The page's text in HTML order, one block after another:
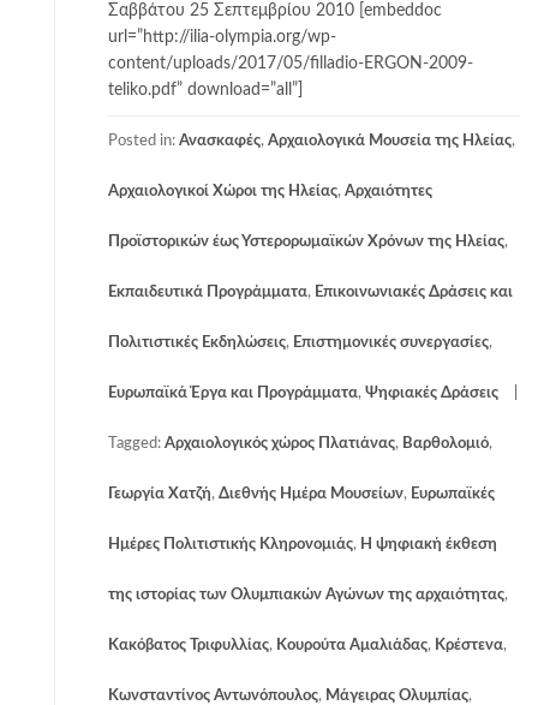
Σαββάτου 25 Σεπτεμβρίου 2010 [embeddoc
url=”http://ilia-olympia.org/wp-
content/uploads/2017/05/filladio-ERGON-2009-
teliko.pdf” download=”all”]
Posted in: Ανασκαφές, Αρχαιολογικά Μουσεία της Ηλείας,
Αρχαιολογικοί Χώροι της Ηλείας, Αρχαιότητες
Προϊστορικών έως Υστερορωμαϊκών Χρόνων της Ηλείας,
Εκπαιδευτικά Προγράμματα, Επικοινωνιακές Δράσεις και
Πολιτιστικές Εκδηλώσεις, Επιστημονικές συνεργασίες,
Ευρωπαϊκά Έργα και Προγράμματα, Ψηφιακές Δράσεις
Tagged: Αρχαιολογικός χώρος Πλατιάνας, Βαρθολομιό,
Γεωργία Χατζή, Διεθνής Ημέρα Μουσείων, Ευρωπαϊκές
Ημέρες Πολιτιστικής Κληρονομιάς, Η ψηφιακή έκθεση
της ιστορίας των Ολυμπιακών Αγώνων της αρχαιότητας,
Κακόβατος Τριφυλλίας, Κουρούτα Αμαλιάδας, Κρέστενα,
Κωνσταντίνος Αντωνόπουλος, Μάγειρας Ολυμπίας,